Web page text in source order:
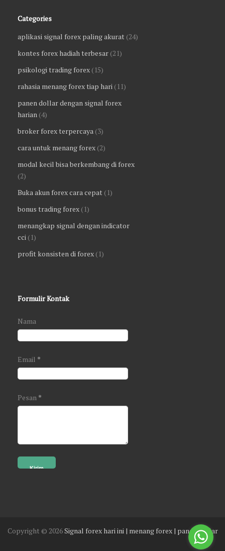
Categories
aplikasi signal forex paling akurat (24)
kontes forex hadiah terbesar (21)
psikologi trading forex (15)
rahasia menang forex tiap hari (11)
panen dollar dengan signal forex
harian (4)
broker forex terpercaya (3)
cara untuk menang forex (2)
modal kecil bisa berkembang di forex
(2)
Buka akun forex cara cepat (1)
bonus trading forex (1)
menangkap signal dengan indicator
cci (1)
profit konsisten di forex (1)
Formulir Kontak
Nama
Email *
Pesan *
Copyright © 2026Signal forex hari ini | menang forex | panen dollar